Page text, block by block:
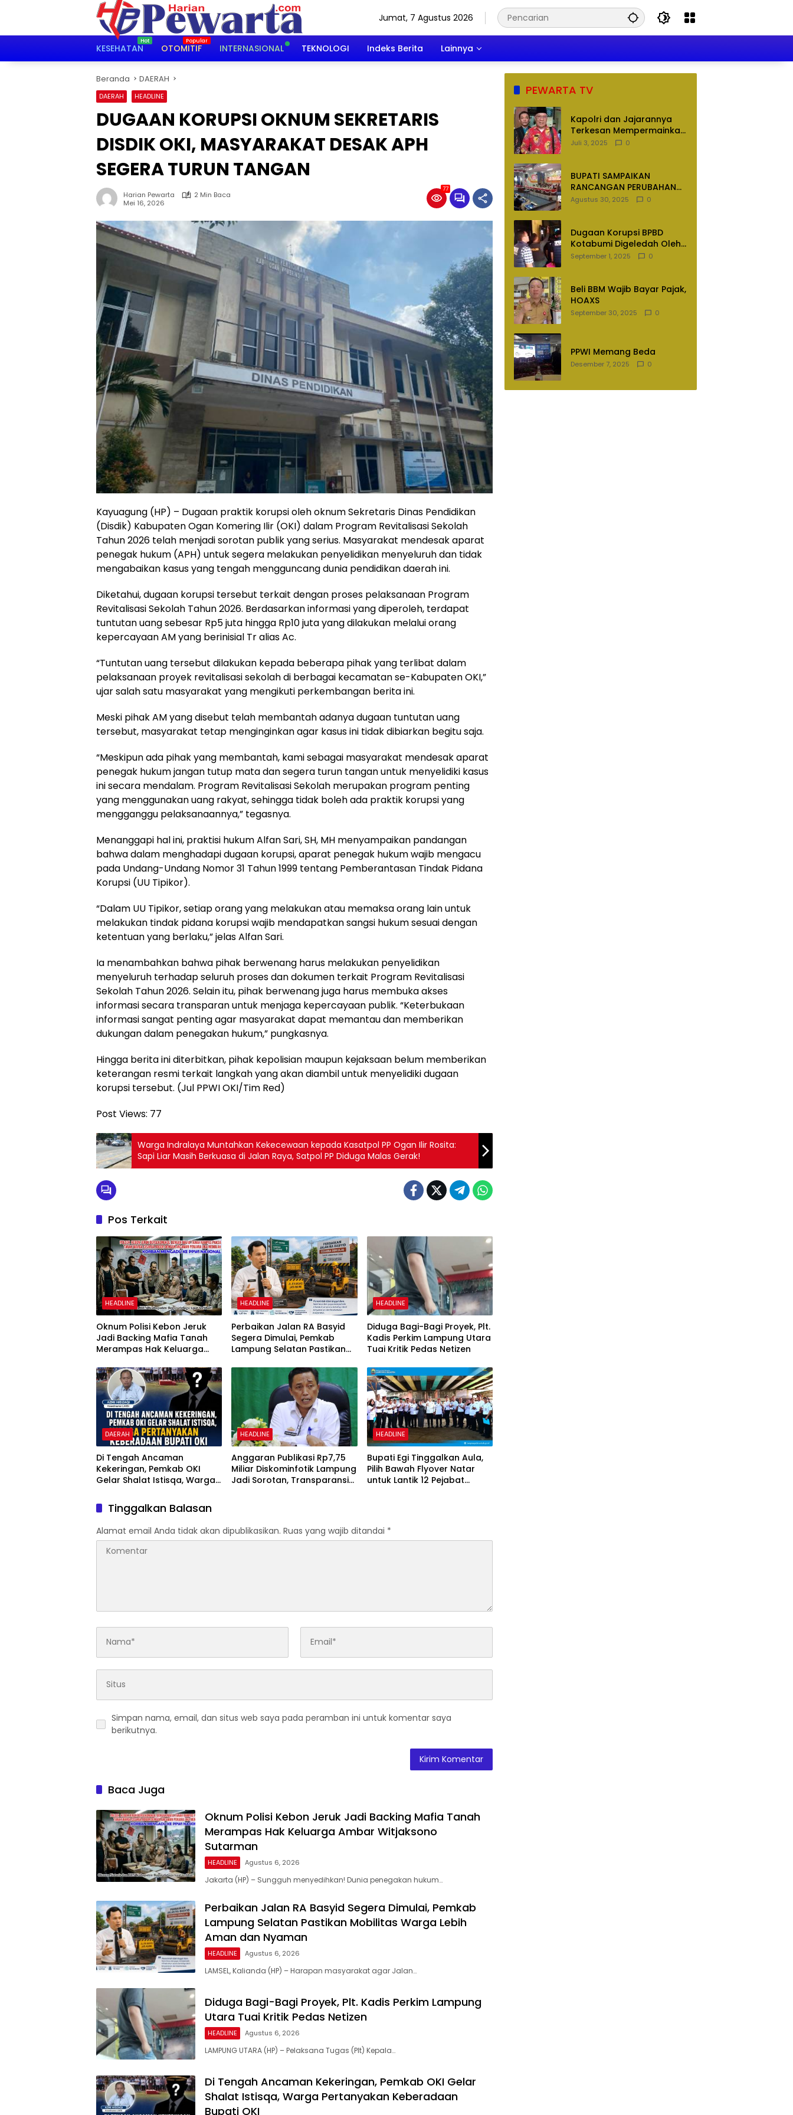
Jumat, 7 Agustus 2026
KESEHATAN OTOMITIF INTERNASIONAL TEKNOLOGI Indeks Berita Lainnya
Beranda DAERAH
DAERAH HEADLINE
DUGAAN KORUPSI OKNUM SEKRETARIS
DISDIK OKI, MASYARAKAT DESAK APH
SEGERA TURUN TANGAN
Harian Pewarta
2 Min Baca
Mei 16, 2026
77
Kayuagung (HP) – Dugaan praktik korupsi oleh oknum Sekretaris Dinas Pendidikan
(Disdik) Kabupaten Ogan Komering Ilir (OKI) dalam Program Revitalisasi Sekolah
Tahun 2026 telah menjadi sorotan publik yang serius. Masyarakat mendesak aparat
penegak hukum (APH) untuk segera melakukan penyelidikan menyeluruh dan tidak
mengabaikan kasus yang tengah mengguncang dunia pendidikan daerah ini.
Diketahui, dugaan korupsi tersebut terkait dengan proses pelaksanaan Program
Revitalisasi Sekolah Tahun 2026. Berdasarkan informasi yang diperoleh, terdapat
tuntutan uang sebesar Rp5 juta hingga Rp10 juta yang dilakukan melalui orang
kepercayaan AM yang berinisial Tr alias Ac.
“Tuntutan uang tersebut dilakukan kepada beberapa pihak yang terlibat dalam
pelaksanaan proyek revitalisasi sekolah di berbagai kecamatan se-Kabupaten OKI,”
ujar salah satu masyarakat yang mengikuti perkembangan berita ini.
Meski pihak AM yang disebut telah membantah adanya dugaan tuntutan uang
tersebut, masyarakat tetap menginginkan agar kasus ini tidak dibiarkan begitu saja.
“Meskipun ada pihak yang membantah, kami sebagai masyarakat mendesak aparat
penegak hukum jangan tutup mata dan segera turun tangan untuk menyelidiki kasus
ini secara mendalam. Program Revitalisasi Sekolah merupakan program penting
yang menggunakan uang rakyat, sehingga tidak boleh ada praktik korupsi yang
mengganggu pelaksanaannya,” tegasnya.
Menanggapi hal ini, praktisi hukum Alfan Sari, SH, MH menyampaikan pandangan
bahwa dalam menghadapi dugaan korupsi, aparat penegak hukum wajib mengacu
pada Undang-Undang Nomor 31 Tahun 1999 tentang Pemberantasan Tindak Pidana
Korupsi (UU Tipikor).
“Dalam UU Tipikor, setiap orang yang melakukan atau memaksa orang lain untuk
melakukan tindak pidana korupsi wajib mendapatkan sangsi hukum sesuai dengan
ketentuan yang berlaku,” jelas Alfan Sari.
Ia menambahkan bahwa pihak berwenang harus melakukan penyelidikan
menyeluruh terhadap seluruh proses dan dokumen terkait Program Revitalisasi
Sekolah Tahun 2026. Selain itu, pihak berwenang juga harus membuka akses
informasi secara transparan untuk menjaga kepercayaan publik. “Keterbukaan
informasi sangat penting agar masyarakat dapat memantau dan memberikan
dukungan dalam penegakan hukum,” pungkasnya.
Hingga berita ini diterbitkan, pihak kepolisian maupun kejaksaan belum memberikan
keterangan resmi terkait langkah yang akan diambil untuk menyelidiki dugaan
korupsi tersebut. (Jul PPWI OKI/Tim Red)
Post Views: 77
Warga Indralaya Muntahkan Kekecewaan kepada Kasatpol PP Ogan Ilir Rosita:
Sapi Liar Masih Berkuasa di Jalan Raya, Satpol PP Diduga Malas Gerak!
Pos Terkait
HEADLINE
Oknum Polisi Kebon Jeruk
Jadi Backing Mafia Tanah
Merampas Hak Keluarga
HEADLINE
Perbaikan Jalan RA Basyid
Segera Dimulai, Pemkab
Lampung Selatan Pastikan
dan Nyaman
HEADLINE
Diduga Bagi-Bagi Proyek, Plt.
Kadis Perkim Lampung Utara
Tuai Kritik Pedas Netizen
DAERAH
Di Tengah Ancaman
Kekeringan, Pemkab OKI
Gelar Shalat Istisqa, Warga
Bupati OKI
HEADLINE
Anggaran Publikasi Rp7,75
Miliar Diskominfotik Lampung
Jadi Sorotan, Transparansi
HEADLINE
Bupati Egi Tinggalkan Aula,
Pilih Bawah Flyover Natar
untuk Lantik 12 Pejabat
Tinggalkan Balasan
Alamat email Anda tidak akan dipublikasikan. Ruas yang wajib ditandai *
Simpan nama, email, dan situs web saya pada peramban ini untuk komentar saya
berikutnya.
Baca Juga
Oknum Polisi Kebon Jeruk Jadi Backing Mafia Tanah
Merampas Hak Keluarga Ambar Witjaksono
Sutarman
HEADLINE Agustus 6, 2026
Jakarta (HP) – Sungguh menyedihkan! Dunia penegakan hukum…
Perbaikan Jalan RA Basyid Segera Dimulai, Pemkab
Lampung Selatan Pastikan Mobilitas Warga Lebih
Aman dan Nyaman
HEADLINE Agustus 6, 2026
LAMSEL, Kalianda (HP) – Harapan masyarakat agar Jalan…
Diduga Bagi-Bagi Proyek, Plt. Kadis Perkim Lampung
Utara Tuai Kritik Pedas Netizen
HEADLINE Agustus 6, 2026
LAMPUNG UTARA (HP) – Pelaksana Tugas (Plt) Kepala…
Di Tengah Ancaman Kekeringan, Pemkab OKI Gelar
Shalat Istisqa, Warga Pertanyakan Keberadaan
Bupati OKI
PEWARTA TV
Kapolri dan Jajarannya
Terkesan Mempermainkan
Hukum
Juli 3, 2025 0
BUPATI SAMPAIKAN
RANCANGAN PERUBAHAN
APBD TAHUN ANGGARAN
Agustus 30, 2025 0
Dugaan Korupsi BPBD
Kotabumi Digeledah Oleh
Tim Penyidik Polres
September 1, 2025 0
Beli BBM Wajib Bayar Pajak,
HOAXS
September 30, 2025 0
PPWI Memang Beda
Desember 7, 2025 0